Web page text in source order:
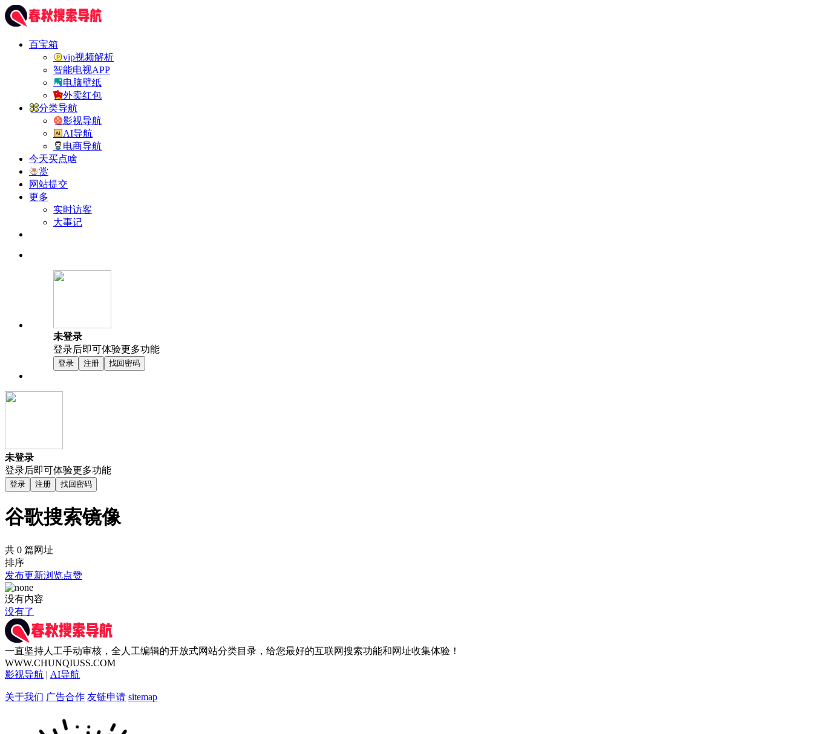
百宝箱
vip视频解析
智能电视APP
电脑壁纸
外卖红包
分类导航
影视导航
AI导航
电商导航
今天买点啥
赏
网站提交
更多
实时访客
大事记
未登录
登录后即可体验更多功能
登录 注册 找回密码
未登录
登录后即可体验更多功能
登录 注册 找回密码
谷歌搜索镜像
共 0 篇网址
排序
发布更新浏览点赞
没有内容
没有了
一直坚持人工手动审核，全人工编辑的开放式网站分类目录，给您最好的互联网搜索功能和网址收集体验！
WWW.CHUNQIUSS.COM
影视导航 | AI导航
关于我们 广告合作 友链申请 sitemap